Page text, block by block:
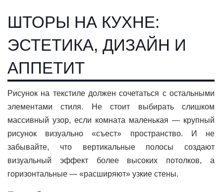
ШТОРЫ НА КУХНЕ:
ЭСТЕТИКА, ДИЗАЙН И
АППЕТИТ
Рисунок на текстиле должен сочетаться с остальными
элементами стиля. Не стоит выбирать слишком
массивный узор, если комната маленькая — крупный
рисунок визуально «съест» пространство. И не
забывайте, что вертикальные полосы создают
визуальный эффект более высоких потолков, а
горизонтальные — «расширяют» узкие стены.